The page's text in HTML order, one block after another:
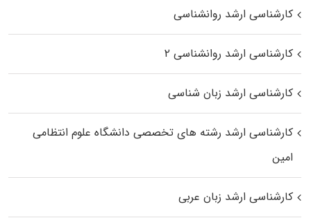
کارشناسی ارشد روانشناسی
کارشناسی ارشد روانشناسی ۲
کارشناسی ارشد زبان شناسی
کارشناسی ارشد رﺷﺘﻪ ﻫﺎی تخصصی داﻧﺸﮕﺎه ﻋﻠﻮم انتظامی
اﻣﻴﻦ
کارشناسی ارشد زبان عربی